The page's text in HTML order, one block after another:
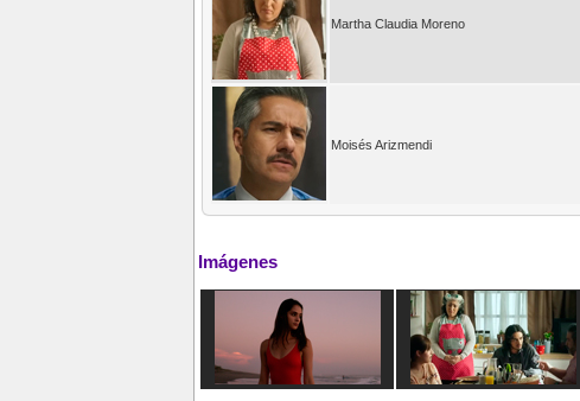
Martha Claudia Moreno
Moisés Arizmendi
Imágenes